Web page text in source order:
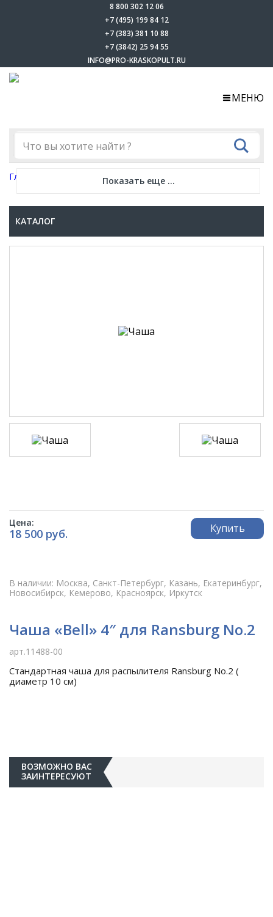
8 800 302 12 06
+7 (495) 199 84 12
+7 (383) 381 10 88
+7 (3842) 25 94 55
INFO@PRO-KRASKOPULT.RU
МЕНЮ
Показать еще ...
Главная Электростатика -
КАТАЛОГ
Цена:
18 500 руб. Купить
В наличии: Москва, Санкт-Петербург, Казань, Екатеринбург,
Новосибирск, Кемерово, Красноярск, Иркутск
Чаша «Bell» 4″ для Ransburg No.2
арт.11488-00
Стандартная чаша для распылителя Ransburg No.2 (
диаметр 10 см)
ВОЗМОЖНО ВАС
ЗАИНТЕРЕСУЮТ